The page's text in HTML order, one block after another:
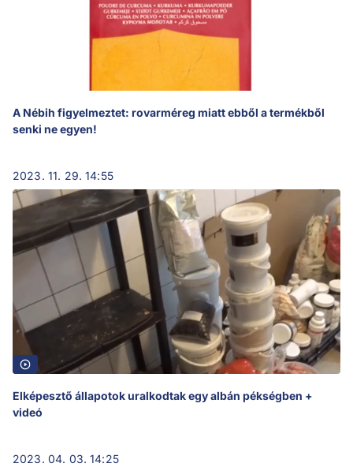
A Nébih figyelmeztet: rovarméreg miatt ebből a termékből
senki ne egyen!
2023. 11. 29. 14:55
Elképesztő állapotok uralkodtak egy albán pékségben +
videó
2023. 04. 03. 14:25